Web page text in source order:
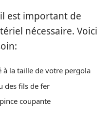
est important de
nécessaire. Voici
à la taille de votre pergola
des fils de fer
coupante